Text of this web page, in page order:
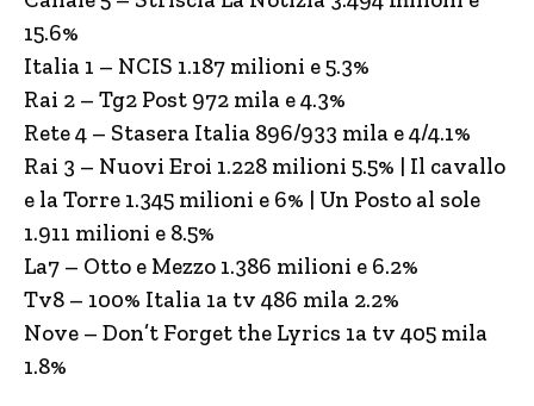
15.6%
Italia 1 – NCIS 1.187 milioni e 5.3%
Rai 2 – Tg2 Post 972 mila e 4.3%
Rete 4 – Stasera Italia 896/933 mila e 4/4.1%
Rai 3 – Nuovi Eroi 1.228 milioni 5.5% | Il cavallo
e la Torre 1.345 milioni e 6% | Un Posto al sole
1.911 milioni e 8.5%
La7 – Otto e Mezzo 1.386 milioni e 6.2%
Tv8 – 100% Italia 1a tv 486 mila 2.2%
Nove – Don’t Forget the Lyrics 1a tv 405 mila
1.8%